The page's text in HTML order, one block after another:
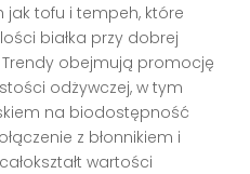
tofu i tempeh, które
białka przy dobrej
obejmują promocję
odżywczej, w tym
na biodostępność
z błonnikiem i
wartości